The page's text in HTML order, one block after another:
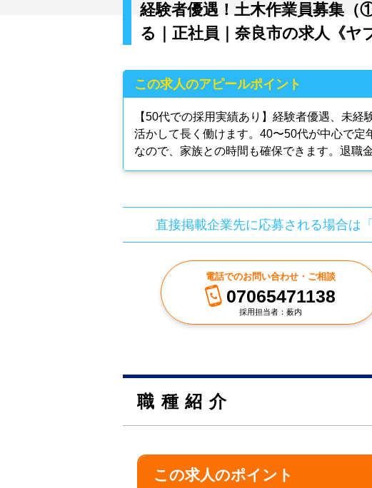
経験者優遇！土木作業員募集
る｜正社員｜奈良市の求人《ヤ
この求人のアピールポイント
【50代での採用実績あり】経験者優遇、未
活かして長く働けます。40〜50代が中心で
なので、家族との時間も確保できます。退職
直接掲載企業先に応募される場合は
電話でのお問い合わせ・ご相談
07065471138
採用担当者：薮内
職種紹介
この求人のポイント